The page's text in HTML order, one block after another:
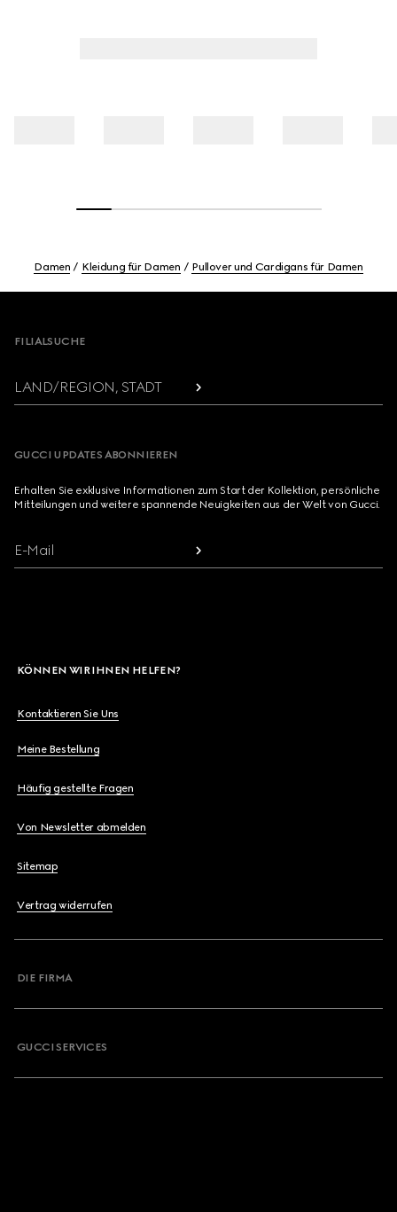
Damen Kleidung für Damen Pullover und Cardigans für Damen
FILIALSUCHE
LAND/REGION, STADT
GUCCI UPDATES ABONNIEREN
Erhalten Sie exklusive Informationen zum Start der Kollektion, persönliche
Mitteilungen und weitere spannende Neuigkeiten aus der Welt von Gucci.
E-Mail
KÖNNEN WIR IHNEN HELFEN?
Kontaktieren Sie Uns
Meine Bestellung
Häufig gestellte Fragen
Von Newsletter abmelden
Sitemap
Vertrag widerrufen
DIE FIRMA
GUCCI SERVICES